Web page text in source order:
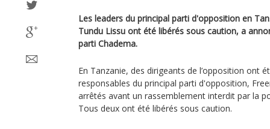
Les leaders du principal parti d'opposition en
Tundu Lissu ont été libérés sous caution, a
parti Chadema.
En Tanzanie, des dirigeants de l’opposition ont
responsables du principal parti d'opposition,
arrêtés avant un rassemblement interdit par la
Tous deux ont été libérés sous caution.